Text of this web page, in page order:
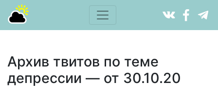
Архив твитов по теме
депрессии — от 30.10.20